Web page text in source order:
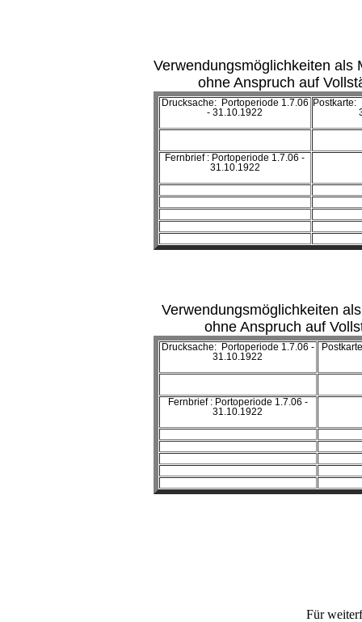
Verwendungsmöglichkeiten als
ohne Anspruch auf
Drucksache: Portoperiode 1.7.06
- 31.10.1922
Postkarte:
Fernbrief : Portoperiode 1.7.06 -
31.10.1922
Verwendungsmöglichkeiten
ohne Anspruch auf
Drucksache: Portoperiode 1.7.06 -
31.10.1922
Fernbrief : Portoperiode 1.7.06 -
31.10.1922
Für